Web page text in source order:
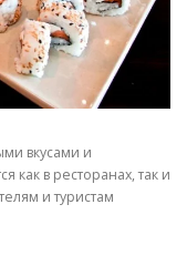
вкусами и
как в ресторанах, так и
и туристам